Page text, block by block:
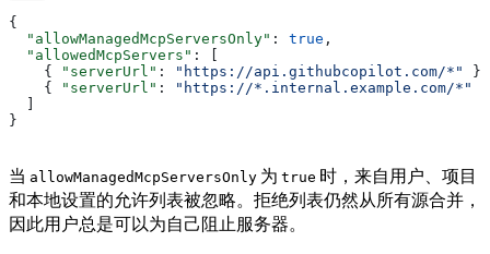
{
  "allowManagedMcpServersOnly"
: true ,
  "allowedMcpServers"
: [
    {
"serverUrl" : "https://api.githubcopilot.com/*"
},
    {
"serverUrl" : "https://*.internal.example.com/*"
}
当 allowManagedMcpServersOnly 为 true 时，来自用户、项目
和本地设置的允许列表被忽略。拒绝列表仍然从所有源合并，
因此用户总是可以为自己阻止服务器。